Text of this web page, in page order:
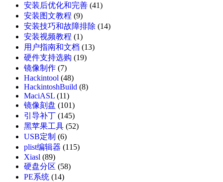
安装后优化和完善 (41)
安装图文教程 (9)
安装技巧和故障排除 (14)
安装视频教程 (1)
用户指南和文档 (13)
硬件支持选购 (19)
镜像制作 (7)
Hackintool (48)
HackintoshBuild (8)
MaciASL (11)
镜像刻盘 (101)
引导补丁 (145)
黑苹果工具 (52)
USB定制 (6)
plist编辑器 (115)
Xiasl (89)
硬盘分区 (58)
PE系统 (14)